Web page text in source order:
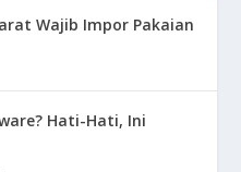
Wajib Impor Pakaian
Hati-Hati, Ini